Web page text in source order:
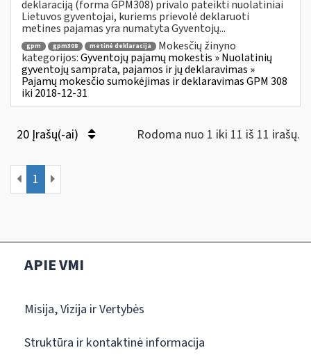
deklaraciją (forma GPM308) privalo pateikti nuolatiniai
Lietuvos gyventojai, kuriems prievolė deklaruoti
metines pajamas yra numatyta Gyventojų...
gpm gpm308 metinė deklaracija
Mokesčių žinyno
kategorijos:Gyventojų pajamų mokestis » Nuolatinių
gyventojų samprata, pajamos ir jų deklaravimas »
Pajamų mokesčio sumokėjimas ir deklaravimas GPM 308
iki 2018-12-31
20 Įrašų(-ai) Rodoma nuo 1 iki 11 iš 11 irašų.
1
APIE VMI
Misija, Vizija ir Vertybės
Struktūra ir kontaktinė informacija